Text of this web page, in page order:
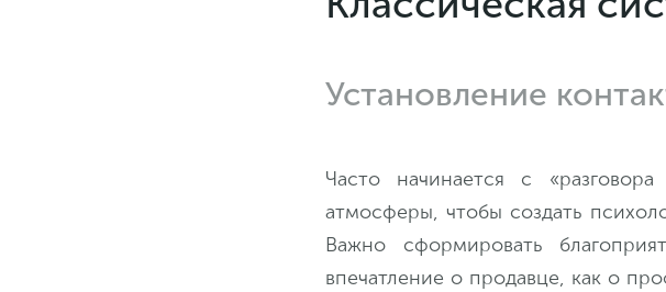
Установление
Часто начинается с
атмосферы, чтобы создать
Важно сформировать
впечатление о продавце, как о